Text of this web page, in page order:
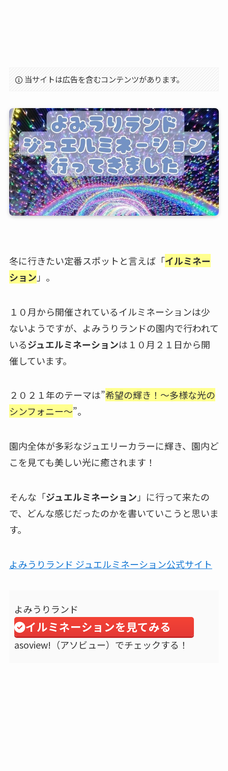
当サイトは広告を含むコンテンツがあります。
冬に行きたい定番スポットと言えば「イルミネー
ション 」。
１０月から開催されているイルミネーションは少
ないようですが、よみうりランドの園内で行われて
いるジュエルミネーションは１０月２１日から開
催しています。
２０２１年のテーマは”希望の輝き！～多様な光の
シンフォニー～”。
園内全体が多彩なジュエリーカラーに輝き、園内ど
こを見ても美しい光に癒されます！
そんな「ジュエルミネーション 」に行って来たの
で、どんな感じだったのかを書いていこうと思いま
す。
よみうりランド ジュエルミネーション公式サイト
よみうりランド
イルミネーションを見てみる
asoview!（アソビュー）でチェックする！